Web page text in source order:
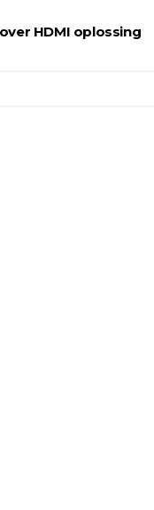
HDMI oplossing